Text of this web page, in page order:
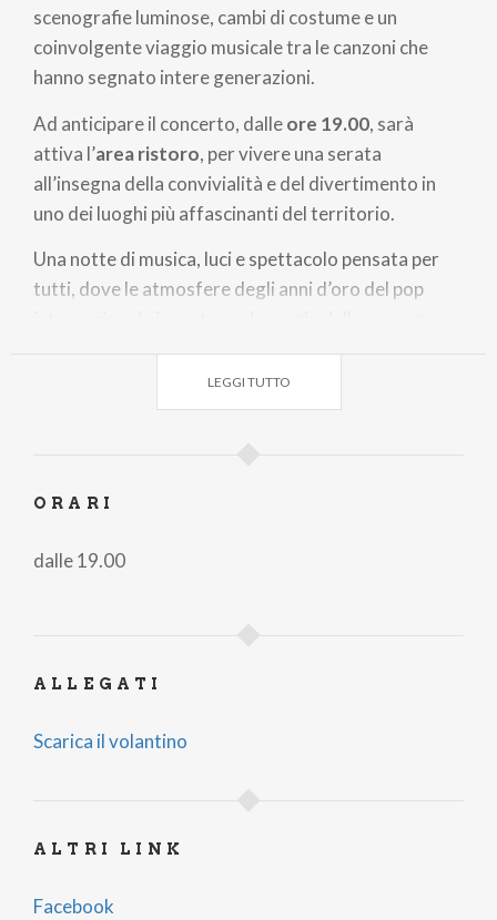
scenografie luminose, cambi di costume e un
coinvolgente viaggio musicale tra le canzoni che
hanno segnato intere generazioni.
Ad anticipare il concerto, dalleore 19.00, sarà
attiva l’area ristoro, per vivere una serata
all’insegna della convivialità e del divertimento in
uno dei luoghi più affascinanti del territorio.
Una notte di musica, luci e spettacolo pensata per
tutti, dove le atmosfere degli anni d’oro del pop
#inLombardia
LEGGI TUTTO
ORARI
dalle 19.00
ALLEGATI
Scarica il volantino
ALTRI LINK
Facebook